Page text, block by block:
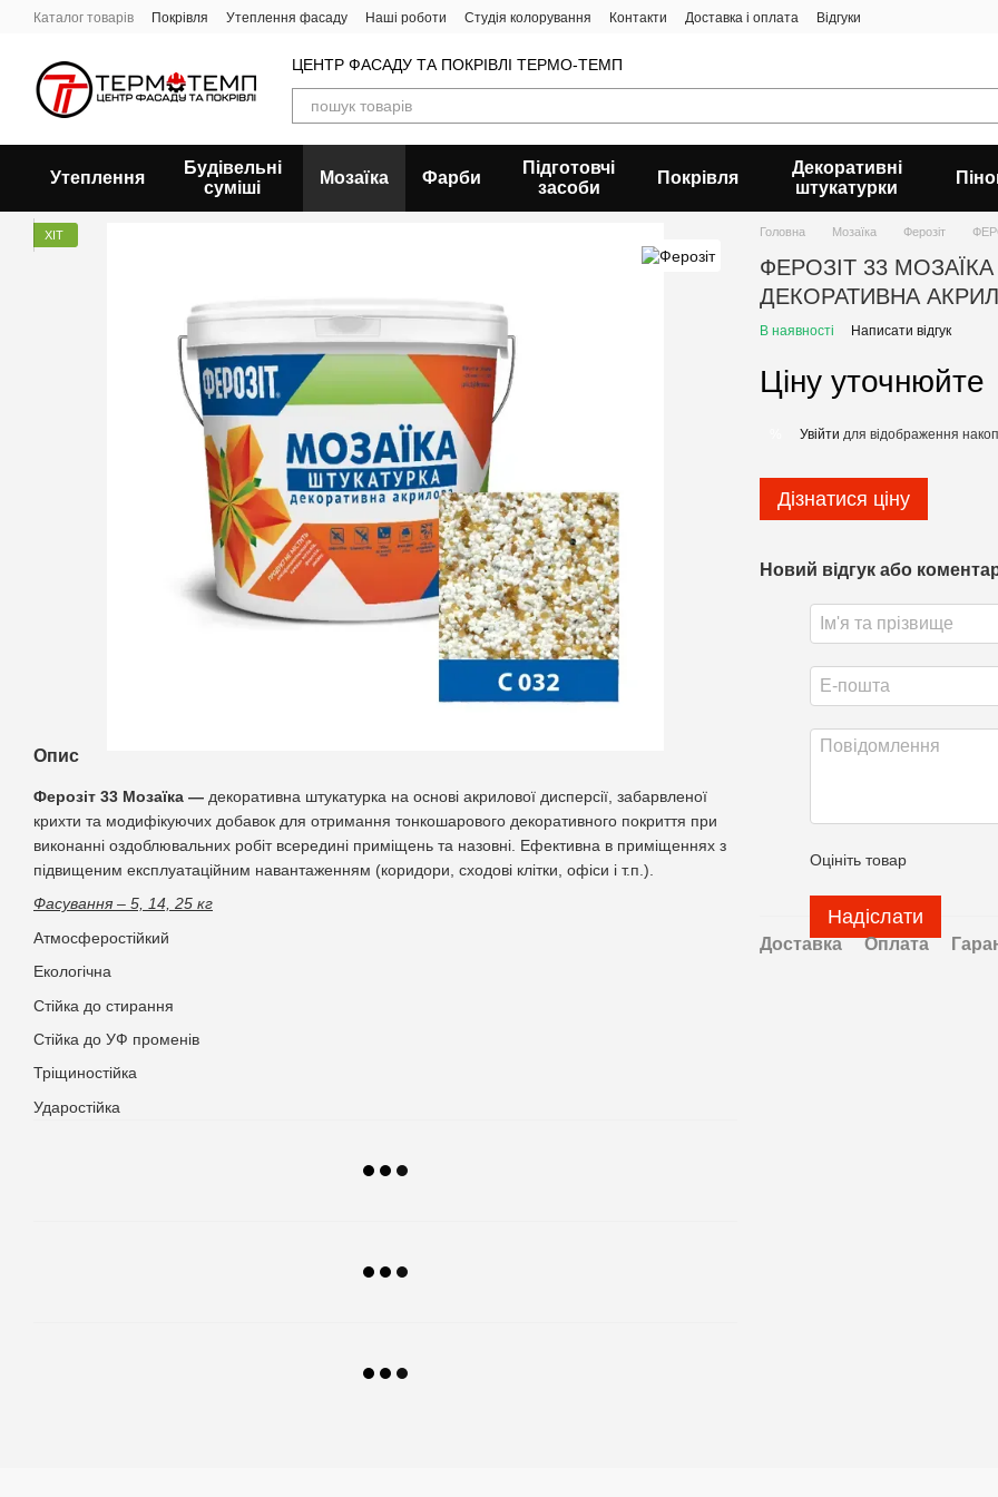
Перейти до основного контенту
Каталог товарів Покрівля Утеплення фасаду Наші роботи Студія колорування Контакти Доставка і оплата Відгуки
ЦЕНТР ФАСАДУ ТА ПОКРІВЛІ ТЕРМО-ТЕМП
Утеплення
Будівельні
суміші
Мозаїка Фарби
Підготовчі
засоби
Покрівля
Декоративні
штукатурки
ХІТ
Опис
Ферозіт 33 Mозаїка — декоративна штукатурка на основі акрилової дисперсії, забарвленої
крихти та модифікуючих добавок для отримання тонкошарового декоративного покриття при
виконанні оздоблювальних робіт всередині приміщень та назовні. Ефективна в приміщеннях з
підвищеним експлуатаційним навантаженням (коридори, сходові клітки, офіси і т.п.).
Фасування – 5, 14, 25 кг
Атмосферостійкий
Екологічна
Стійка до стирання
Стійка до УФ променів
Тріщиностійка
Ударостійка
Головна Мозаїка Ферозіт
ФЕРОЗІТ 33
ДЕКОРАТИВНА
В наявності Написати відгук
Ціну уточнюйте
Увійти для відображення
Дізнатися ціну
Новий відгук або
Оцініть товар
Надіслати
Доставка Оплата